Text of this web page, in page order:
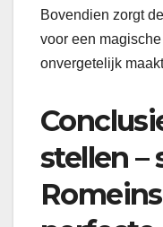
Bovendien zorgt
voor een
onvergetelijk
stellen –